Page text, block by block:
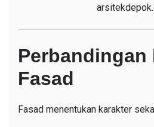
Perbandingan
Fasad
Fasad menentukan karakter